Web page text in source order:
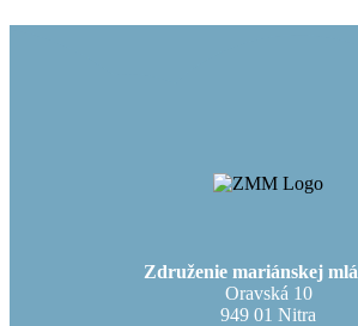
Združenie mariánskej
Oravská 10
949 01 Nitra